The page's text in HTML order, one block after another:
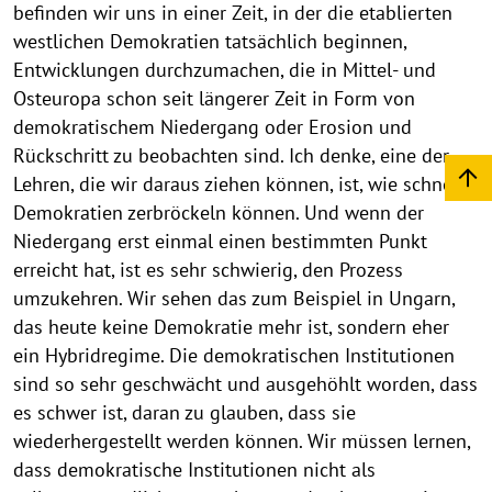
befinden wir uns in einer Zeit, in der die etablierten
westlichen Demokratien tatsächlich beginnen,
Entwicklungen durchzumachen, die in Mittel- und
Osteuropa schon seit längerer Zeit in Form von
demokratischem Niedergang oder Erosion und
Rückschritt zu beobachten sind. Ich denke, eine der
Lehren, die wir daraus ziehen können, ist, wie schnell
Demokratien zerbröckeln können. Und wenn der
Niedergang erst einmal einen bestimmten Punkt
erreicht hat, ist es sehr schwierig, den Prozess
umzukehren. Wir sehen das zum Beispiel in Ungarn,
das heute keine Demokratie mehr ist, sondern eher
ein Hybridregime. Die demokratischen Institutionen
sind so sehr geschwächt und ausgehöhlt worden, dass
es schwer ist, daran zu glauben, dass sie
wiederhergestellt werden können. Wir müssen lernen,
dass demokratische Institutionen nicht als